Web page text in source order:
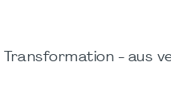
- aus